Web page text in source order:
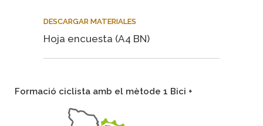
DESCARGAR MATERIALES
Hoja encuesta (A4 BN)
Formació ciclista amb el mètode 1 Bici +